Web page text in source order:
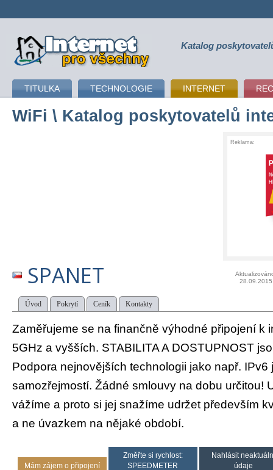
připojení k internetu Katalog
TITULKA TECHNOLOGIE INTERNET
WiFi \ Katalog poskytovatelů
Reklama:
SPANET
28.09.2015
Úvod Pokrytí Ceník Kontakty
Zaměřujeme se na finančně výhodné připojení k
5GHz a vyšších. STABILITA A DOSTUPNOST
Podpora nejnovějších technologii jako např. IPv6
samozřejmostí. Žádné smlouvy na dobu určitou!
vážíme a proto si jej snažíme udržet především
a ne úvazkem na nějaké období.
Mám zájem o připojení
Změřte si rychlost:
SPEEDMETER
Nahlásit
údaje